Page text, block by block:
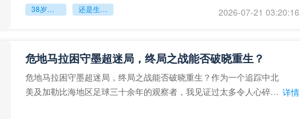
38岁赌上一切：世界杯的绝唱 还是生命的最后冲刺？ 2026-07-21 03:20:16
危地马拉困守墨超迷局，终局之战能否破晓重生？
危地马拉困守墨超迷局，终局之战能否破晓重生？作为一个追踪中北
美及加勒比海地区足球三十余年的观察者，我见证过太多令人心碎的 详情